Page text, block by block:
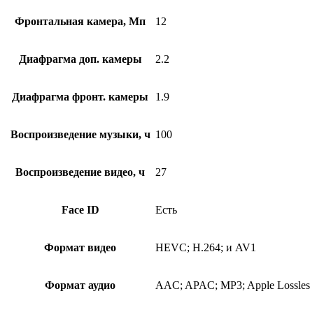
Фронтальная камера, Мп 12
Диафрагма доп. камеры 2.2
Диафрагма фронт. камеры 1.9
Воспроизведение музыки, ч 100
Воспроизведение видео, ч 27
Face ID Есть
Формат видео HEVC; H.264; и AV1
Формат аудио AAC; APAC; MP3; Apple